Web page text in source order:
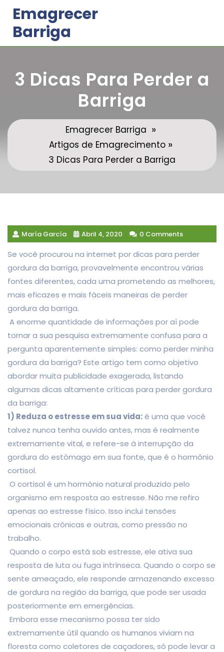
content
Emagrecer
Barriga
3 Dicas Para Perder a
Barriga
Emagrecer Barriga »
Artigos de Emagrecimento »
3 Dicas Para Perder a Barriga
María García Abril 4, 2020 0 Comments
Se você procurou na internet por dicas para perder
gordura da barriga, provavelmente encontrou várias
fontes diferentes, cada uma prometendo as melhores,
mais eficazes e mais fáceis maneiras de perder
gordura da barriga.
A enorme quantidade de informações por aí pode
tornar a sua pesquisa extremamente confusa para a
pergunta aparentemente simples: como perder minha
gordura da barriga? Este artigo tem como objetivo
abordar muita publicidade exagerada, listando
algumas dicas altamente críticas para perder gordura
da barriga:
1) Reduza o estresse em sua vida:é uma que você
talvez nunca tenha ouvido antes, mas é realmente
extremamente vital, e refere-se à interrupção da
gordura do estômago em sua fonte, que é o hormônio
cortisol.
O cortisol é um hormônio natural produzido pelo
organismo em resposta ao estresse. Não me refiro
apenas ao estresse físico. Isso inclui tensões
emocionais crônicas e outras, como pressão no
trabalho.
Quando o corpo está sob estresse, ele ativa sua
resposta de luta ou fuga intrínseca. Quando o corpo se
sente ameaçado, ele responde armazenando excesso
de gordura na região da barriga, que pode ser usada
posteriormente em emergências.
Embora esse mecanismo possa ter sido
extremamente útil quando os humanos viviam na
floresta como coletores de caçadores, só pode levar a